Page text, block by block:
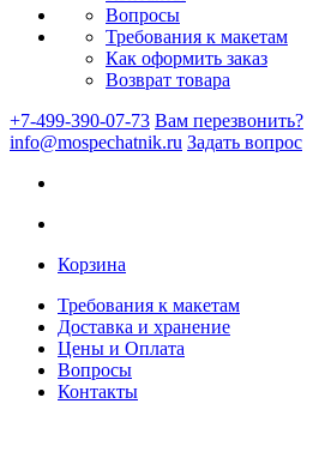
Вопросы
Требования к макетам
Как оформить заказ
Возврат товара
+7-499-390-07-73 Вам перезвонить?
info@mospechatnik.ru Задать вопрос
Корзина
Требования к макетам
Доставка и хранение
Цены и Оплата
Вопросы
Контакты